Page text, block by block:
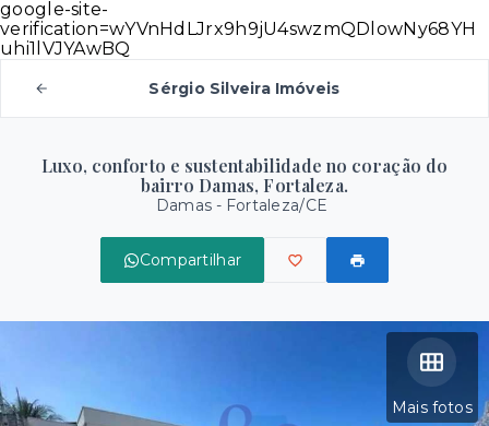
google-site-
verification=wYVnHdLJrx9h9jU4swzmQDlowNy68YH
uhi1lVJYAwBQ
Sérgio Silveira Imóveis
Luxo, conforto e sustentabilidade no coração do
bairro Damas, Fortaleza.
Damas - Fortaleza/CE
Compartilhar
Mais fotos